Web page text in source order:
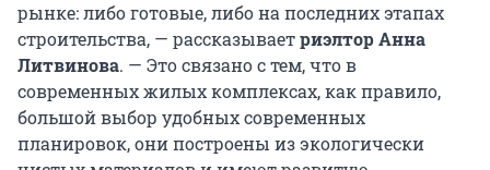
рынке: либо готовые, либо на последних этапах
строительства, — рассказываетриэлтор Анна
Литвинова. — Это связано с тем, что в
современных жилых комплексах, как правило,
большой выбор удобных современных
планировок, они построены из экологически